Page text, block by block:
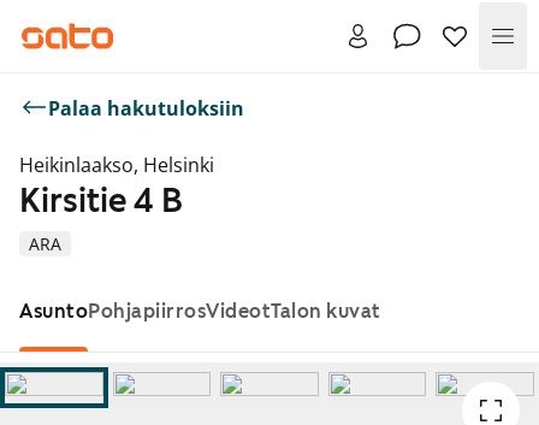
Palaa hakutuloksiin
Heikinlaakso, Helsinki
ARA
Kirsitie 4 B
AsuntoPohjapiirrosVideotTalon kuvat